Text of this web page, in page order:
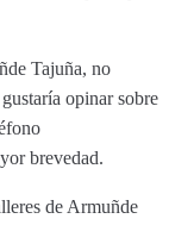
Tajuña, no
opinar sobre
brevedad.
de Armuñde